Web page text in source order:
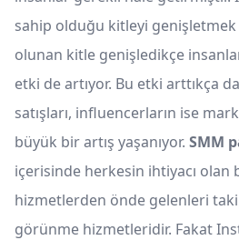
sahip olduğu kitleyi
olunan kitle genişledikçe
etki de artıyor. Bu etki arttıkça
satışları, influencerların ise
büyük bir artış yaşanıyor. SMM
içerisinde herkesin ihtiyacı olan
hizmetlerden önde gelenleri
görünme hizmetleridir. Fakat